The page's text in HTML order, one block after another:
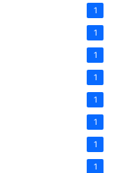
1
1
1
1
1
1
1
1